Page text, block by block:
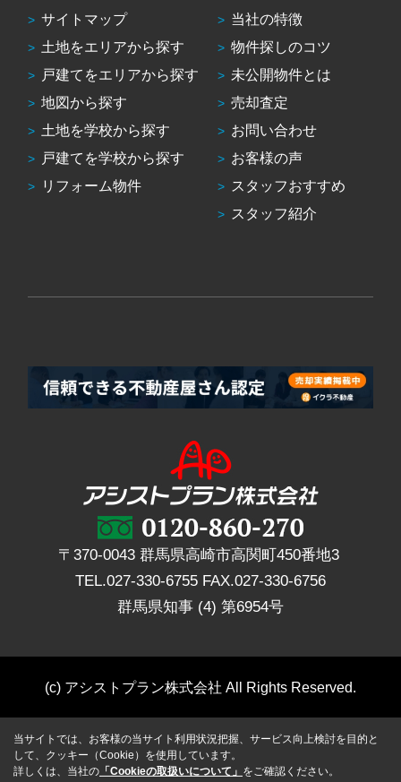
サイトマップ
土地をエリアから探す
戸建てをエリアから探す
地図から探す
土地を学校から探す
戸建てを学校から探す
リフォーム物件
当社の特徴
物件探しのコツ
未公開物件とは
売却査定
お問い合わせ
お客様の声
スタッフおすすめ
スタッフ紹介
〒370-0043 群馬県高崎市高関町450番地3
TEL.027-330-6755 FAX.027-330-6756
群馬県知事 (4) 第6954号
(c) アシストプラン株式会社 All Rights Reserved.
当サイトでは、お客様の当サイト利用状況把握、サービス向上検討を目的と
して、クッキー（Cookie）を使用しています。
詳しくは、当社の 「Cookieの取扱いについて」 をご確認ください。